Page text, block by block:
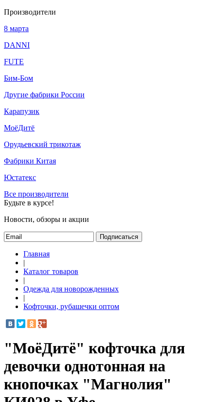
Производители
8 марта
DANNI
FUTE
Бим-Бом
Другие фабрики России
Карапузик
МоёДитё
Орудьевский трикотаж
Фабрики Китая
Юстатекс
Все производители
Будьте в курсе!
Новости, обзоры и акции
Подписаться
Главная
|
Каталог товаров
|
Одежда для новорожденных
|
Кофточки, рубашечки оптом
"МоёДитё" кофточка для
девочки однотонная на
кнопочках "Магнолия"